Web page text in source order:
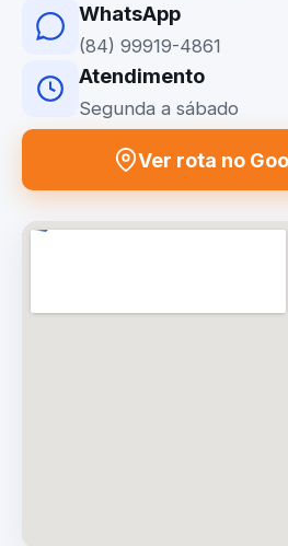
WhatsApp
(84) 99919-4861
Atendimento
Segunda a sábado
Ver rota no